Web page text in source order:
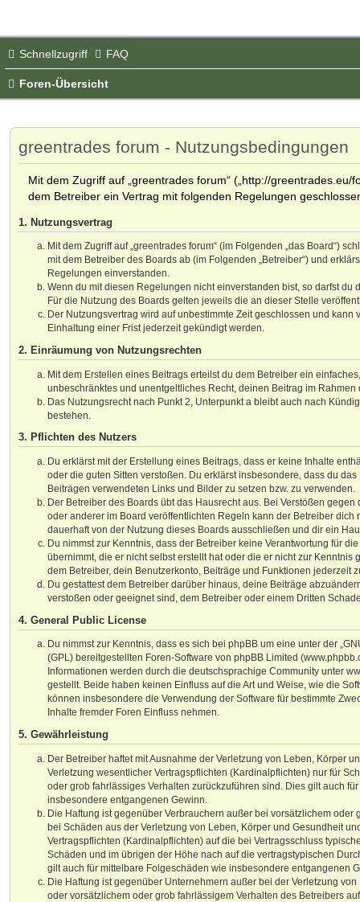
Schnellzugriff FAQ
Foren-Übersicht
greentrades forum - Nutzungsbedingungen
Mit dem Zugriff auf „greentrades forum“ („http://greentrades.eu/
dem Betreiber ein Vertrag mit folgenden Regelungen
1. Nutzungsvertrag
Mit dem Zugriff auf „greentrades forum“ (im Folgenden „das Board“)
mit dem Betreiber des Boards ab (im Folgenden „Betreiber“) und
Regelungen einverstanden.
Wenn du mit diesen Regelungen nicht einverstanden bist, so darfst du
Für die Nutzung des Boards gelten jeweils die an dieser Stelle
Der Nutzungsvertrag wird auf unbestimmte Zeit geschlossen und kann
Einhaltung einer Frist jederzeit gekündigt werden.
2. Einräumung von Nutzungsrechten
Mit dem Erstellen eines Beitrags erteilst du dem Betreiber ein
unbeschränktes und unentgeltliches Recht, deinen Beitrag im Rahmen
Das Nutzungsrecht nach Punkt 2, Unterpunkt a bleibt auch nach
bestehen.
3. Pflichten des Nutzers
Du erklärst mit der Erstellung eines Beitrags, dass er keine Inhalte
oder die guten Sitten verstoßen. Du erklärst insbesondere, dass du
Beiträgen verwendeten Links und Bilder zu setzen bzw. zu verwenden.
Der Betreiber des Boards übt das Hausrecht aus. Bei Verstößen
oder anderer im Board veröffentlichten Regeln kann der Betreiber dich
dauerhaft von der Nutzung dieses Boards ausschließen und dir ein
Du nimmst zur Kenntnis, dass der Betreiber keine Verantwortung für
übernimmt, die er nicht selbst erstellt hat oder die er nicht zur Kenntnis
dem Betreiber, dein Benutzerkonto, Beiträge und Funktionen jederzeit
Du gestattest dem Betreiber darüber hinaus, deine Beiträge
verstoßen oder geeignet sind, dem Betreiber oder einem Dritten
4. General Public License
Du nimmst zur Kenntnis, dass es sich bei phpBB um eine unter der „
(GPL) bereitgestellten Foren-Software von phpBB Limited
Informationen werden durch die deutschsprachige Community unter
gestellt. Beide haben keinen Einfluss auf die Art und Weise, wie die
können insbesondere die Verwendung der Software für bestimmte
Inhalte fremder Foren Einfluss nehmen.
5. Gewährleistung
Der Betreiber haftet mit Ausnahme der Verletzung von Leben, Körper
Verletzung wesentlicher Vertragspflichten (Kardinalpflichten) nur für
oder grob fahrlässiges Verhalten zurückzuführen sind. Dies gilt auch
insbesondere entgangenen Gewinn.
Die Haftung ist gegenüber Verbrauchern außer bei vorsätzlichem oder
bei Schäden aus der Verletzung von Leben, Körper und Gesundheit
Vertragspflichten (Kardinalpflichten) auf die bei Vertragsschluss
Schäden und im übrigen der Höhe nach auf die vertragstypischen
gilt auch für mittelbare Folgeschäden wie insbesondere entgangenen
Die Haftung ist gegenüber Unternehmern außer bei der Verletzung
oder vorsätzlichem oder grob fahrlässigem Verhalten des Betreibers